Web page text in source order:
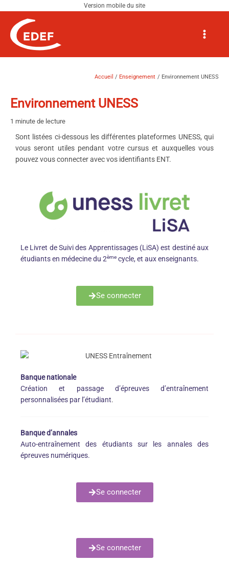
contenu
Menu
Accueil Enseignement Environnement UNESS
Environnement UNESS
1 minute de lecture
Sont listées ci-dessous les différentes plateformes UNESS, qui
vous seront utiles pendant votre cursus et auxquelles vous
pouvez vous connecter avec vos identifiants ENT.
Le Livret de Suivi des Apprentissages (LiSA) est destiné aux
étudiants en médecine du 2ème cycle, et aux enseignants.
Se connecter
Banque nationale
Création et passage d’épreuves d’entraînement
personnalisées par l’étudiant.
Banque d’annales
Auto-entraînement des étudiants sur les annales des
épreuves numériques.
Se connecter
Se connecter
des
articles